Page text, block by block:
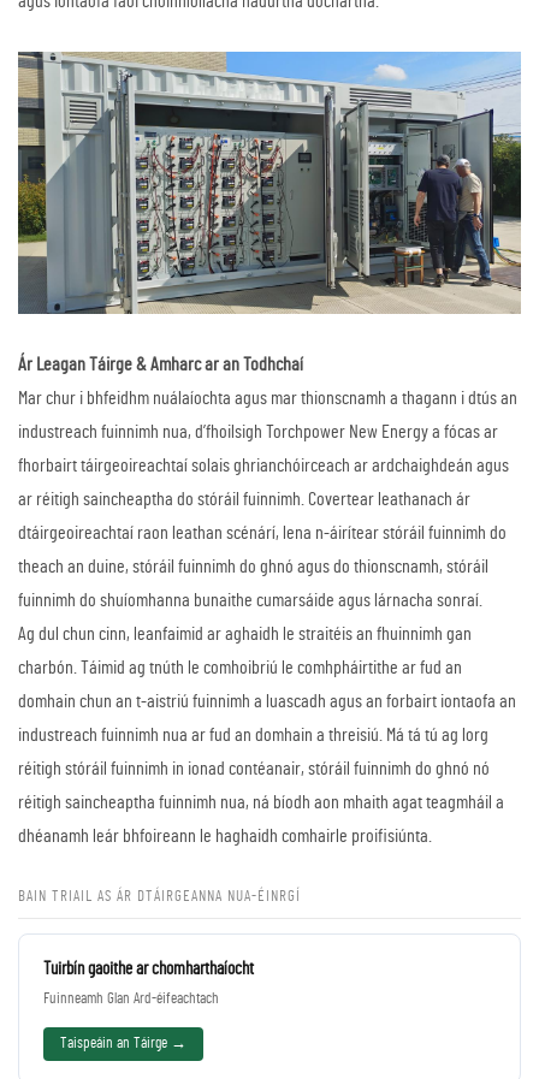
Ár Leagan Táirge & Amharc ar an Todhchaí
Mar chur i bhfeidhm nuálaíochta agus mar thionscnamh a thagann i dtús an
industreach fuinnimh nua, d’fhoilsigh Torchpower New Energy a fócas ar
fhorbairt táirgeoireachtaí solais ghrianchóirceach ar ardchaighdeán agus
ar réitigh saincheaptha do stóráil fuinnimh. Covertear leathanach ár
dtáirgeoireachtaí raon leathan scénárí, lena n-áirítear stóráil fuinnimh do
theach an duine, stóráil fuinnimh do ghnó agus do thionscnamh, stóráil
fuinnimh do shuíomhanna bunaithe cumarsáide agus lárnacha sonraí.
Ag dul chun cinn, leanfaimid ar aghaidh le straitéis an fhuinnimh gan
charbón. Táimid ag tnúth le comhoibriú le comhpháirtithe ar fud an
domhain chun an t-aistriú fuinnimh a luascadh agus an forbairt iontaofa an
industreach fuinnimh nua ar fud an domhain a threisiú. Má tá tú ag lorg
réitigh stóráil fuinnimh in ionad contéanair, stóráil fuinnimh do ghnó nó
réitigh saincheaptha fuinnimh nua, ná bíodh aon mhaith agat teagmháil a
dhéanamh leár bhfoireann le haghaidh comhairle proifisiúnta.
BAIN TRIAIL AS ÁR DTÁIRGEANNA NUA-ÉINRGÍ
Tuirbín gaoithe ar chomharthaíocht
Fuinneamh Glan Ard-éifeachtach
Taispeáin an Táirge →